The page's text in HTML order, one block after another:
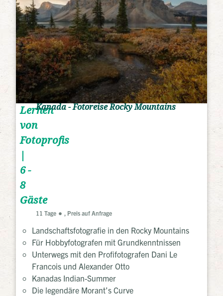
Lernen
von
Fotoprofis
|
6 -
8
Gäste
Kanada - Fotoreise Rocky Mountains
11 Tage , Preis auf Anfrage
Landschaftsfotografie in den Rocky Mountains
Für Hobbyfotografen mit Grundkenntnissen
Unterwegs mit den Profifotografen Dani Le
Francois und Alexander Otto
Kanadas Indian-Summer
Die legendäre Morant’s Curve